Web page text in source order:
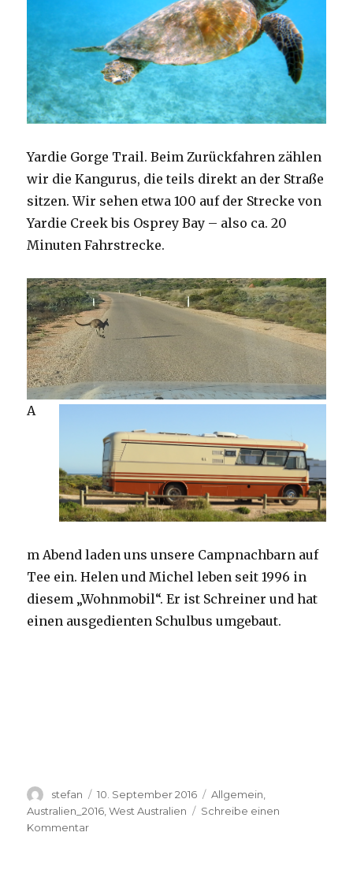
Yardie Gorge Trail. Beim Zurückfahren zählen
wir die Kangurus, die teils direkt an der Straße
sitzen. Wir sehen etwa 100 auf der Strecke von
Yardie Creek bis Osprey Bay – also ca. 20
Minuten Fahrstrecke.
A
m Abend laden uns unsere Campnachbarn auf
Tee ein. Helen und Michel leben seit 1996 in
diesem „Wohnmobil“. Er ist Schreiner und hat
einen ausgedienten Schulbus umgebaut.
Autor
stefan
Veröffentlicht
am
10. September 2016 Kategorien
Allgemein
Australien_2016 ,West Australien
Schreibe einen
Kommentarzu